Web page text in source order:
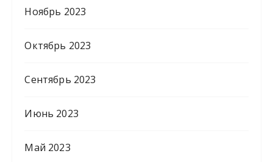
Ноябрь 2023
Октябрь 2023
Сентябрь 2023
Июнь 2023
Май 2023